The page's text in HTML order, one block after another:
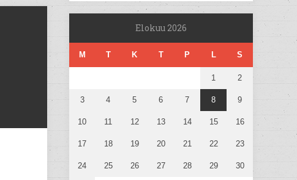
Elokuu 2026
M T K T P L S
1 2
3 4 5 6 7 8 9
10 11 12 13 14 15 16
17 18 19 20 21 22 23
24 25 26 27 28 29 30